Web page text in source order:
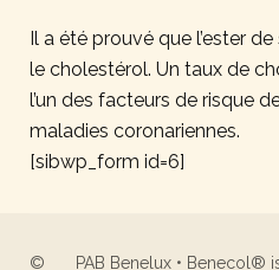
Il a été prouvé que l’ester
le cholestérol. Un taux de
l’un des facteurs de risque
maladies coronariennes.
[sibwp_form id=6]
© PAB Benelux • Benecol®